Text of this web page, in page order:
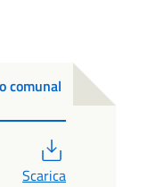
comunal
Scarica